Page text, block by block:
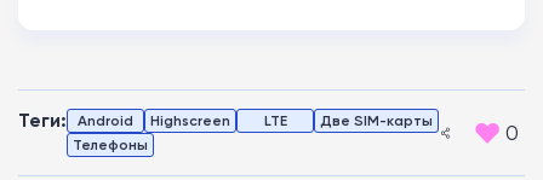
Теги: Android Highscreen LTE
Две SIM-карты
Телефоны
0